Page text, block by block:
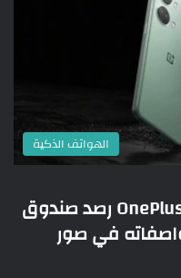
الهواتف الذكية
ون بلس نورد 3 – OnePlus Nord 3 5G رصد صندوق
في صور